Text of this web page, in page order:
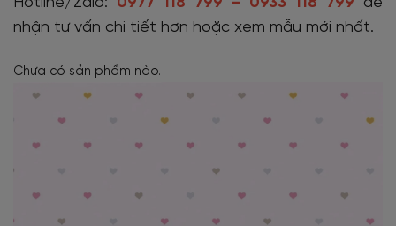
Hotline/Zalo: 0977 118 799 – 0933 118 799 để
nhận tư vấn chi tiết hơn hoặc xem mẫu mới nhất.
Chưa có sản phẩm nào.